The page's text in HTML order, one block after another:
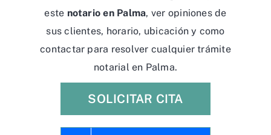
este notario en Palma, ver opiniones de
sus clientes, horario, ubicación y como
contactar para resolver cualquier trámite
notarial en Palma.
SOLICITAR CITA